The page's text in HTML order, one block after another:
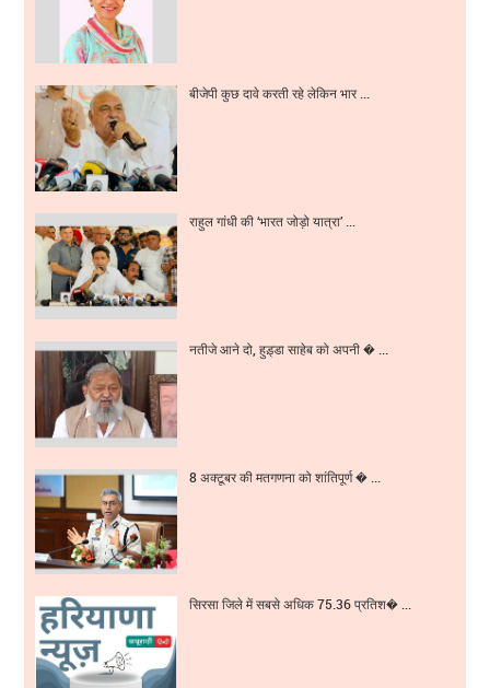
बीजेपी कुछ दावे करती रहे लेकिन भार ...
राहुल गांधी की ‘भारत जोड़ो यात्रा’ ...
नतीजे आने दो, हुड़्डा साहेब को अपनी � ...
8 अक्टूबर की मतगणना को शांतिपूर्ण � ...
सिरसा जिले में सबसे अधिक 75.36 प्रतिश� ...